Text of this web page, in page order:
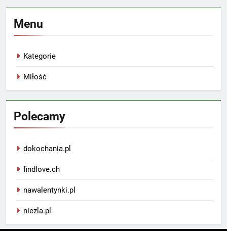
Menu
Kategorie
Miłość
Polecamy
dokochania.pl
findlove.ch
nawalentynki.pl
niezla.pl